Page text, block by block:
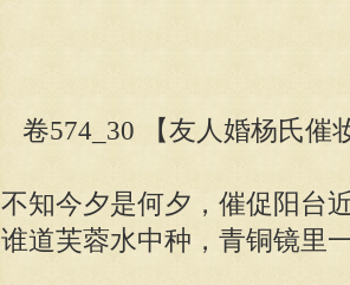
卷574_30 【友人婚杨氏催
不知今夕是何夕，催促阳台
谁道芙蓉水中种，青铜镜里